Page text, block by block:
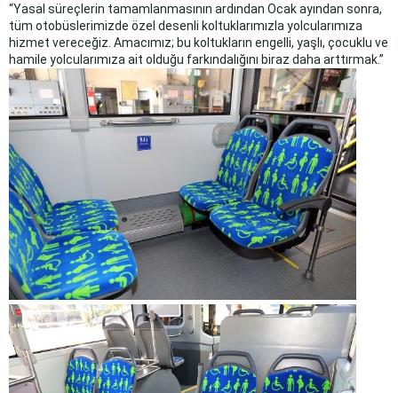
“Yasal süreçlerin tamamlanmasının ardından Ocak ayından sonra,
tüm otobüslerimizde özel desenli koltuklarımızla yolcularımıza
hizmet vereceğiz. Amacımız; bu koltukların engelli, yaşlı, çocuklu ve
hamile yolcularımıza ait olduğu farkındalığını biraz daha arttırmak.”